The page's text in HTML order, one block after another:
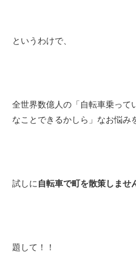
求人情報
法人様
その他
というわけで、
全世界数億人の「自転車乗って
なことできるかしら」なお悩み
試しに 自転車で町を散策しませ
題して！！